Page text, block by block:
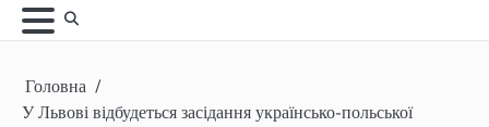
Skip
to
Головна
У Львові відбудеться засідання українсько-польської